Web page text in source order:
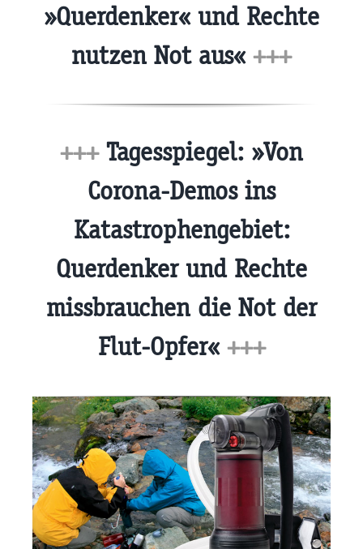
»Querdenker« und Rechte
nutzen Not aus« +++
+++Tagesspiegel: »Von
Corona-Demos ins
Katastrophengebiet:
Querdenker und Rechte
missbrauchen die Not der
Flut-Opfer« +++